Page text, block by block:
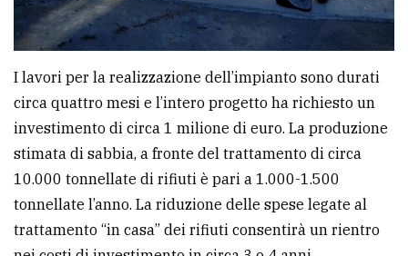
I lavori per la realizzazione dell’impianto sono durati
circa quattro mesi e l’intero progetto ha richiesto un
investimento di circa 1 milione di euro. La produzione
stimata di sabbia, a fronte del trattamento di circa
10.000 tonnellate di rifiuti è pari a 1.000-1.500
tonnellate l’anno. La riduzione delle spese legate al
trattamento “in casa” dei rifiuti consentirà un rientro